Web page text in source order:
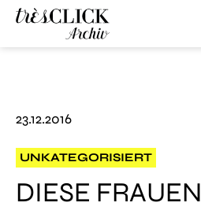
23.12.2016
UNKATEGORISIERT
DIESE FRAUEN